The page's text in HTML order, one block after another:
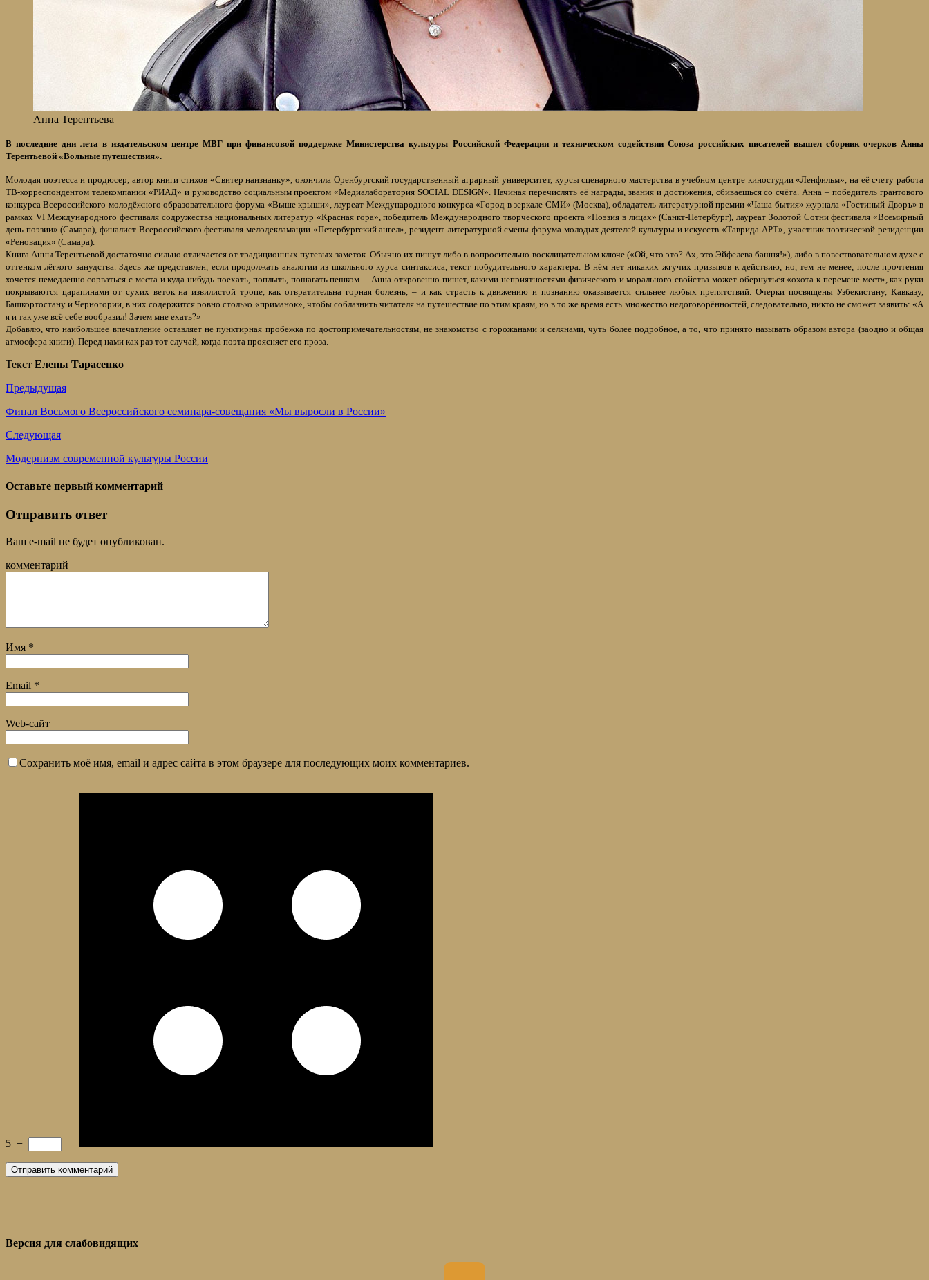
Анна Терентьева
В последние дни лета в издательском центре МВГ при финансовой поддержке Министерства культуры Российской Федерации и техническом содействии Союза российских писателей вышел сборник очерков Анны
Терентьевой «Вольные путешествия».
Молодая поэтесса и продюсер, автор книги стихов «Свитер наизнанку», окончила Оренбургский государственный аграрный университет, курсы сценарного мастерства в учебном центре киностудии «Ленфильм», на её счету работа
ТВ-корреспондентом телекомпании «РИАД» и руководство социальным проектом «Медиалаборатория SOCIAL DESIGN». Начиная перечислять её награды, звания и достижения, сбиваешься со счёта. Анна – победитель грантового
конкурса Всероссийского молодёжного образовательного форума «Выше крыши», лауреат Международного конкурса «Город в зеркале СМИ» (Москва), обладатель литературной премии «Чаша бытия» журнала «Гостиный Дворъ» в
рамках VI Международного фестиваля содружества национальных литератур «Красная гора», победитель Международного творческого проекта «Поэзия в лицах» (Санкт-Петербург), лауреат Золотой Сотни фестиваля «Всемирный
день поэзии» (Самара), финалист Всероссийского фестиваля мелодекламации «Петербургский ангел», резидент литературной смены форума молодых деятелей культуры и искусств «Таврида-АРТ», участник поэтической резиденции
«Реновация» (Самара).
Книга Анны Терентьевой достаточно сильно отличается от традиционных путевых заметок. Обычно их пишут либо в вопросительно-восклицательном ключе («Ой, что это? Ах, это Эйфелева башня!»), либо в повествовательном духе с
оттенком лёгкого занудства. Здесь же представлен, если продолжать аналогии из школьного курса синтаксиса, текст побудительного характера. В нём нет никаких жгучих призывов к действию, но, тем не менее, после прочтения
хочется немедленно сорваться с места и куда-нибудь поехать, поплыть, пошагать пешком… Анна откровенно пишет, какими неприятностями физического и морального свойства может обернуться «охота к перемене мест», как руки
покрываются царапинами от сухих веток на извилистой тропе, как отвратительна горная болезнь, – и как страсть к движению и познанию оказывается сильнее любых препятствий. Очерки посвящены Узбекистану, Кавказу,
Башкортостану и Черногории, в них содержится ровно столько «приманок», чтобы соблазнить читателя на путешествие по этим краям, но в то же время есть множество недоговорённостей, следовательно, никто не сможет заявить: «А
я и так уже всё себе вообразил! Зачем мне ехать?»
Добавлю, что наибольшее впечатление оставляет не пунктирная пробежка по достопримечательностям, не знакомство с горожанами и селянами, чуть более подробное, а то, что принято называть образом автора (заодно и общая
атмосфера книги). Перед нами как раз тот случай, когда поэта проясняет его проза.
Текст Елены Тарасенко
Предыдущая
Финал Восьмого Всероссийского семинара-совещания «Мы выросли в России»
Следующая
Модернизм современной культуры России
Оставьте первый комментарий
Отправить ответ
Ваш e-mail не будет опубликован.
комментарий
Имя *
Email *
Web-сайт
Сохранить моё имя, email и адрес сайта в этом браузере для последующих моих комментариев.
5 − =
Версия для слабовидящих